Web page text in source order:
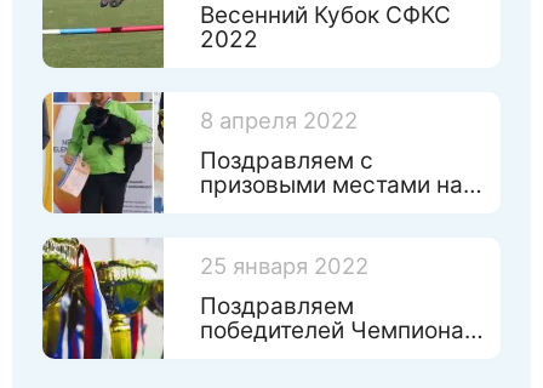
Весенний Кубок СФКС
2022
8 апреля 2022
Поздравляем с
призовыми местами на
25 января 2022
Поздравляем
победителей Чемпионата